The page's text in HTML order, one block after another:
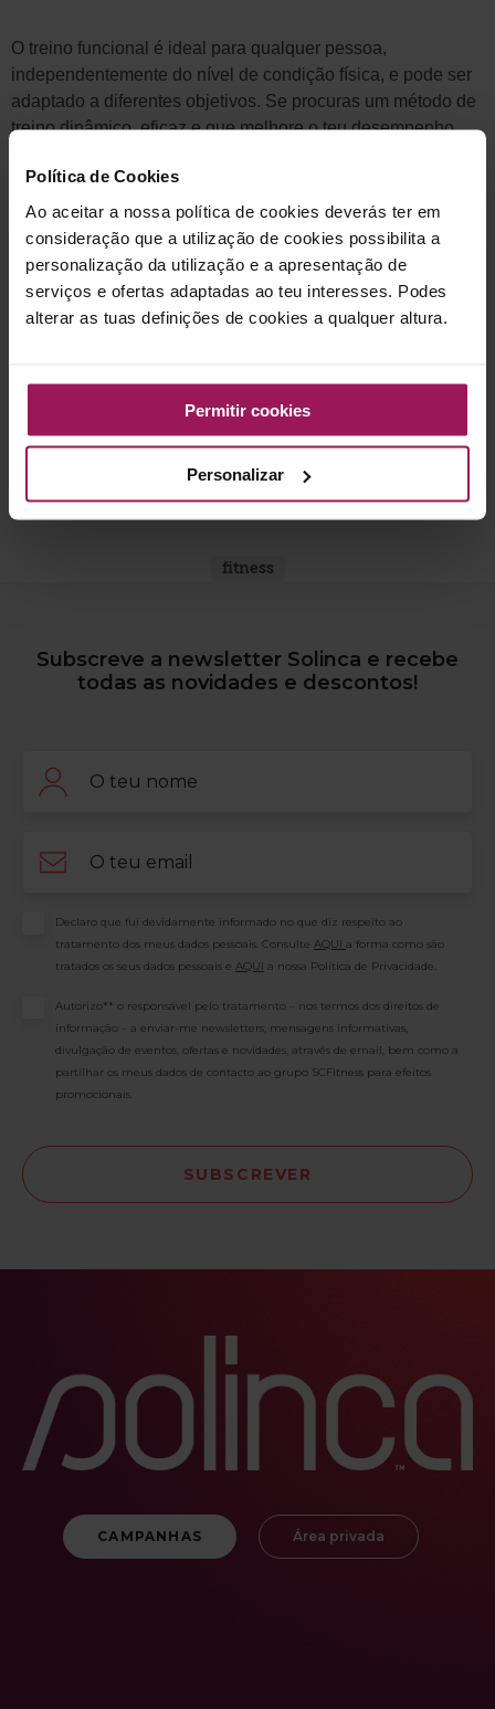
Política de Cookies
Ao aceitar a nossa política de cookies deverás ter em
consideração que a utilização de cookies possibilita a
personalização da utilização e a apresentação de
serviços e ofertas adaptadas ao teu interesses. Podes
alterar as tuas definições de cookies a qualquer altura.
Permitir cookies
Personalizar
O treino funcional é ideal para qualquer pessoa,
independentemente do nível de condição física, e pode ser
adaptado a diferentes objetivos. Se procuras um método de
treino dinâmico, eficaz e que melhore o teu desempenho
corpo mais forte e ágil!
Referências
– Behm, D. G., & Colado, J. C. (2012). The effectiveness of
– McGill, S. M. (2010). Core training: Evidence translating to
better performance and injury prevention. Strength &
Conditioning Journal, 32(3), 33-46.
fitness
Subscreve a newsletter Solinca e recebe
todas as novidades e descontos!
Consentimento
Declaro que fui devidamente informado no que diz respeito ao
tratamento dos meus dados pessoais. Consulte AQUI a forma como são
tratados os seus dados pessoais e AQUI a nossa Política de Privacidade.
Consentimento
Autorizo** o responsável pelo tratamento – nos termos dos direitos de
informação – a enviar-me newsletters, mensagens informativas,
divulgação de eventos, ofertas e novidades, através de email, bem como a
partilhar os meus dados de contacto ao grupo SCFitness para efeitos
promocionais.
CAMPANHAS Área privada